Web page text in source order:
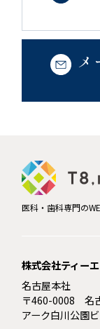
医科・歯科専門の
株式会社ティー
名古屋本社
〒460-0008 名
アーク白川公園